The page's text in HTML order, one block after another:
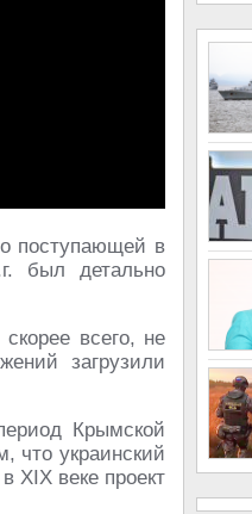
поступающей в
был детально
всего, не
загрузили
Крымской
что украинский
XIX веке проект